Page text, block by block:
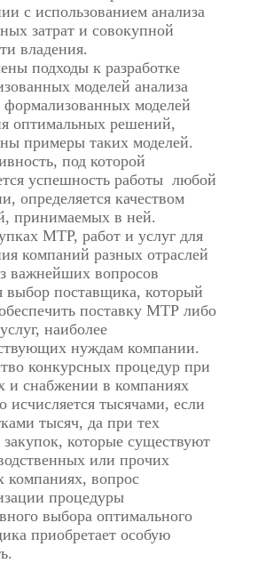
с использованием анализа
затрат и совокупной
владения.
подходы к разработке
моделей анализа
формализованных моделей
оптимальных решений,
примеры таких моделей.
под которой
успешность работы любой
определяется качеством
принимаемых в ней.
МТР, работ и услуг для
компаний разных отраслей
важнейших вопросов
выбор поставщика, который
поставку МТР либо
наиболее
нуждам компании.
конкурсных процедур при
и снабжении в компаниях
исчисляется тысячами, если
тысяч, да при тех
закупок, которые существуют
или прочих
компаниях, вопрос
процедуры
выбора оптимального
приобретает особую